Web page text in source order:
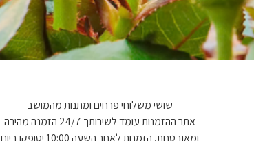
שושי משלוחי פרחים ומתנות מהמושב
אתר ההזמנות עומד לשירותך 24/7 הזמנה מהירה